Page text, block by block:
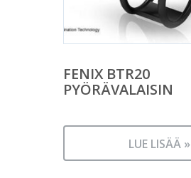
FENIX BTR20
PYÖRÄVALAISIN
LUE LISÄÄ »